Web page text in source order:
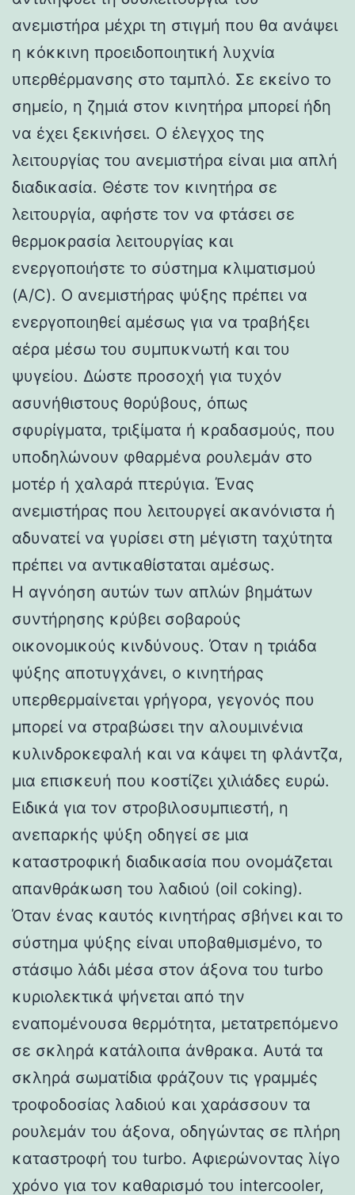
ανεμιστήρα μέχρι τη στιγμή που θα ανάψει
η κόκκινη προειδοποιητική λυχνία
υπερθέρμανσης στο ταμπλό. Σε εκείνο το
σημείο, η ζημιά στον κινητήρα μπορεί ήδη
να έχει ξεκινήσει. Ο έλεγχος της
λειτουργίας του ανεμιστήρα είναι μια απλή
διαδικασία. Θέστε τον κινητήρα σε
λειτουργία, αφήστε τον να φτάσει σε
θερμοκρασία λειτουργίας και
ενεργοποιήστε το σύστημα κλιματισμού
(A/C). Ο ανεμιστήρας ψύξης πρέπει να
ενεργοποιηθεί αμέσως για να τραβήξει
αέρα μέσω του συμπυκνωτή και του
ψυγείου. Δώστε προσοχή για τυχόν
ασυνήθιστους θορύβους, όπως
σφυρίγματα, τριξίματα ή κραδασμούς, που
υποδηλώνουν φθαρμένα ρουλεμάν στο
μοτέρ ή χαλαρά πτερύγια. Ένας
ανεμιστήρας που λειτουργεί ακανόνιστα ή
αδυνατεί να γυρίσει στη μέγιστη ταχύτητα
πρέπει να αντικαθίσταται αμέσως.
Η αγνόηση αυτών των απλών βημάτων
συντήρησης κρύβει σοβαρούς
οικονομικούς κινδύνους. Όταν η τριάδα
ψύξης αποτυγχάνει, ο κινητήρας
υπερθερμαίνεται γρήγορα, γεγονός που
μπορεί να στραβώσει την αλουμινένια
κυλινδροκεφαλή και να κάψει τη φλάντζα,
μια επισκευή που κοστίζει χιλιάδες ευρώ.
Ειδικά για τον στροβιλοσυμπιεστή, η
ανεπαρκής ψύξη οδηγεί σε μια
καταστροφική διαδικασία που ονομάζεται
απανθράκωση του λαδιού (oil coking).
Όταν ένας καυτός κινητήρας σβήνει και το
σύστημα ψύξης είναι υποβαθμισμένο, το
στάσιμο λάδι μέσα στον άξονα του turbo
κυριολεκτικά ψήνεται από την
εναπομένουσα θερμότητα, μετατρεπόμενο
σε σκληρά κατάλοιπα άνθρακα. Αυτά τα
σκληρά σωματίδια φράζουν τις γραμμές
τροφοδοσίας λαδιού και χαράσσουν τα
ρουλεμάν του άξονα, οδηγώντας σε πλήρη
καταστροφή του turbo. Αφιερώνοντας λίγο
χρόνο για τον καθαρισμό του intercooler,